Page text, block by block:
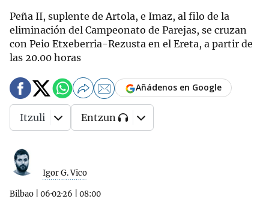
Peña II, suplente de Artola, e Imaz, al filo de la
eliminación del Campeonato de Parejas, se cruzan
con Peio Etxeberria-Rezusta en el Ereta, a partir de
las 20.00 horas
Igor G. Vico
Bilbao 06·02·26 08:00
Añádenos en Google
Itzuli Entzun